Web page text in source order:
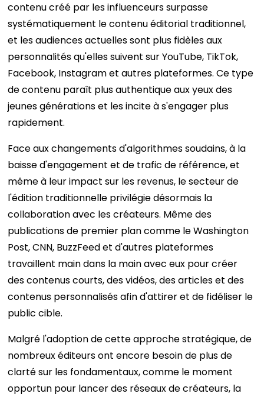
contenu créé par les influenceurs surpasse
systématiquement le contenu éditorial traditionnel,
et les audiences actuelles sont plus fidèles aux
personnalités qu'elles suivent sur YouTube, TikTok,
Facebook, Instagram et autres plateformes. Ce type
de contenu paraît plus authentique aux yeux des
jeunes générations et les incite à s'engager plus
rapidement.
Face aux changements d'algorithmes soudains, à la
baisse d'engagement et de trafic de référence, et
même à leur impact sur les revenus, le secteur de
l'édition traditionnelle privilégie désormais la
collaboration avec les créateurs. Même des
publications de premier plan comme le Washington
Post, CNN, BuzzFeed et d'autres plateformes
travaillent main dans la main avec eux pour créer
des contenus courts, des vidéos, des articles et des
contenus personnalisés afin d'attirer et de fidéliser le
public cible.
Malgré l'adoption de cette approche stratégique, de
nombreux éditeurs ont encore besoin de plus de
clarté sur les fondamentaux, comme le moment
opportun pour lancer des réseaux de créateurs, la